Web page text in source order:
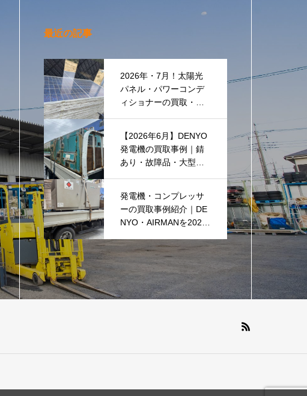
最近の記事
2026年・7月！太陽光
パネル・パワーコンデ
ィショナーの買取・無
【2026年6月】DENYO
発電機の買取事例｜錆
あり・故障品・大型発
発電機・コンプレッサ
ーの買取事例紹介｜DE
NYO・AIRMANを2026